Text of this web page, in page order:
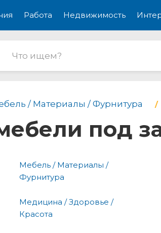
Работа Недвижимость
/ Материалы / Фурнитура
под
Мебель / Материалы /
Фурнитура
Медицина / Здоровье /
Красота